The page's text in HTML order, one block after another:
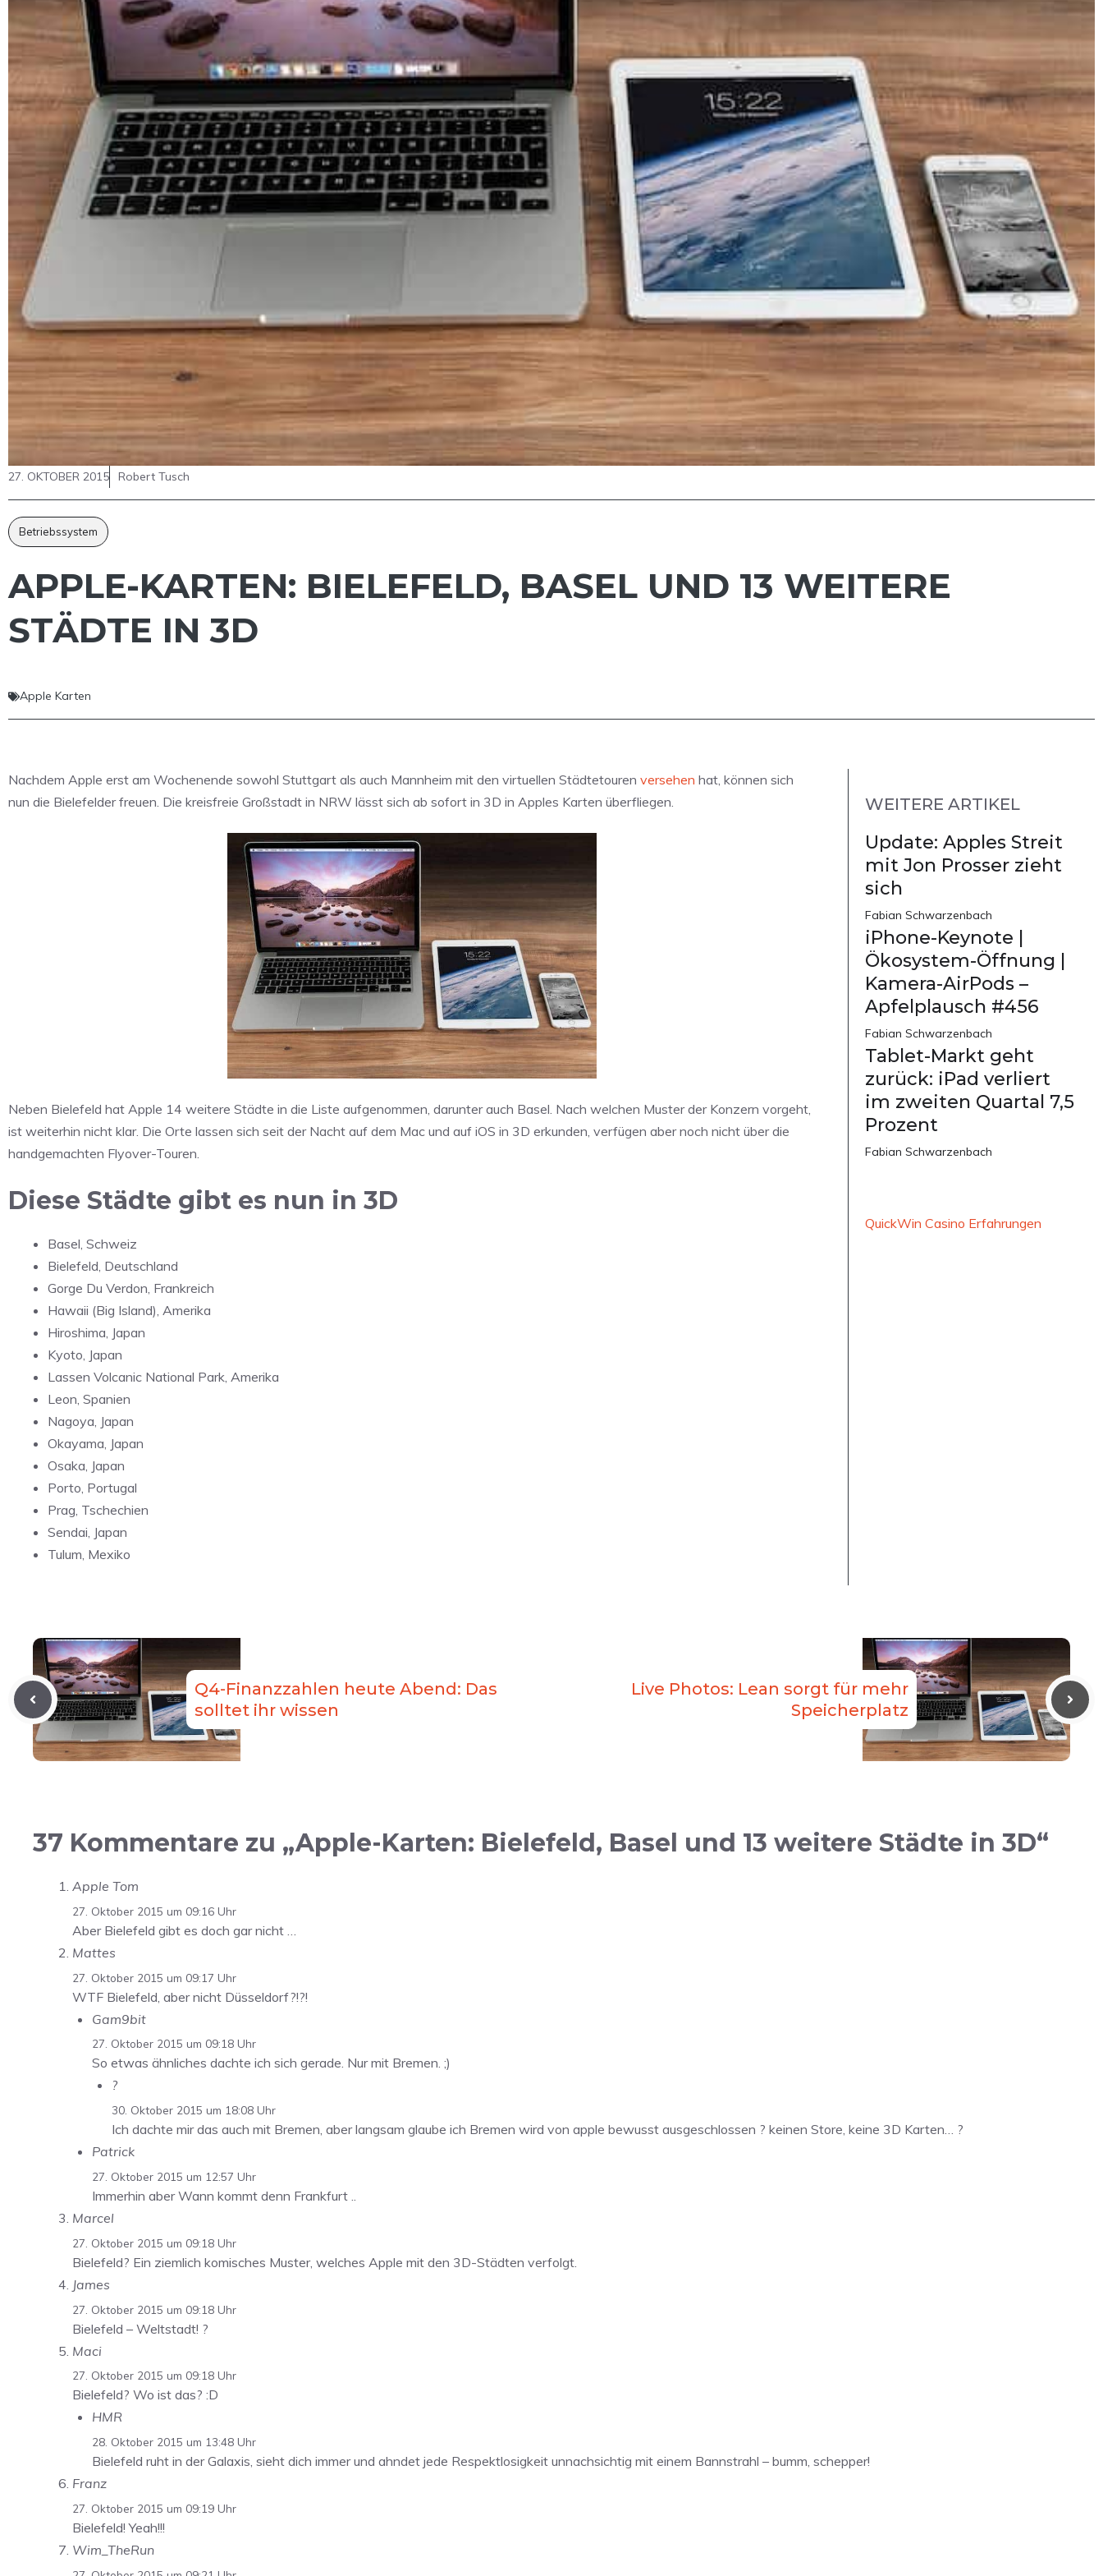
27. OKTOBER 2015 Robert Tusch
Betriebssystem
APPLE-KARTEN: BIELEFELD, BASEL UND 13 WEITERE
STÄDTE IN 3D
Apple Karten
Nachdem Apple erst am Wochenende sowohl Stuttgart als auch Mannheim mit den virtuellen Städtetouren versehen hat, können sich
nun die Bielefelder freuen. Die kreisfreie Großstadt in NRW lässt sich ab sofort in 3D in Apples Karten überfliegen.
Neben Bielefeld hat Apple 14 weitere Städte in die Liste aufgenommen, darunter auch Basel. Nach welchen Muster der Konzern vorgeht,
ist weiterhin nicht klar. Die Orte lassen sich seit der Nacht auf dem Mac und auf iOS in 3D erkunden, verfügen aber noch nicht über die
handgemachten Flyover-Touren.
Diese Städte gibt es nun in 3D
Basel, Schweiz
Bielefeld, Deutschland
Gorge Du Verdon, Frankreich
Hawaii (Big Island), Amerika
Hiroshima, Japan
Kyoto, Japan
Lassen Volcanic National Park, Amerika
Leon, Spanien
Nagoya, Japan
Okayama, Japan
Osaka, Japan
Porto, Portugal
Prag, Tschechien
Sendai, Japan
Tulum, Mexiko
WEITERE ARTIKEL
Update: Apples Streit
mit Jon Prosser zieht
sich
Fabian Schwarzenbach
iPhone-Keynote |
Ökosystem-Öffnung |
Kamera-AirPods –
Apfelplausch #456
Fabian Schwarzenbach
Tablet-Markt geht
zurück: iPad verliert
im zweiten Quartal 7,5
Prozent
Fabian Schwarzenbach
QuickWin Casino Erfahrungen
Q4-Finanzzahlen heute Abend: Das
solltet ihr wissen
Live Photos: Lean sorgt für mehr
Speicherplatz
37 Kommentare zu „Apple-Karten: Bielefeld, Basel und 13 weitere Städte in 3D“
Apple Tom
27. Oktober 2015 um 09:16 Uhr
Aber Bielefeld gibt es doch gar nicht …
Mattes
27. Oktober 2015 um 09:17 Uhr
WTF Bielefeld, aber nicht Düsseldorf?!?!
Gam9bit
27. Oktober 2015 um 09:18 Uhr
So etwas ähnliches dachte ich sich gerade. Nur mit Bremen. ;)
?
30. Oktober 2015 um 18:08 Uhr
Ich dachte mir das auch mit Bremen, aber langsam glaube ich Bremen wird von apple bewusst ausgeschlossen ? keinen Store, keine 3D Karten… ?
Patrick
27. Oktober 2015 um 12:57 Uhr
Immerhin aber Wann kommt denn Frankfurt ..
Marcel
27. Oktober 2015 um 09:18 Uhr
Bielefeld? Ein ziemlich komisches Muster, welches Apple mit den 3D-Städten verfolgt.
James
27. Oktober 2015 um 09:18 Uhr
Bielefeld – Weltstadt! ?
Maci
27. Oktober 2015 um 09:18 Uhr
Bielefeld? Wo ist das? :D
HMR
28. Oktober 2015 um 13:48 Uhr
Bielefeld ruht in der Galaxis, sieht dich immer und ahndet jede Respektlosigkeit unnachsichtig mit einem Bannstrahl – bumm, schepper!
Franz
27. Oktober 2015 um 09:19 Uhr
Bielefeld! Yeah!!!
Wim_TheRun